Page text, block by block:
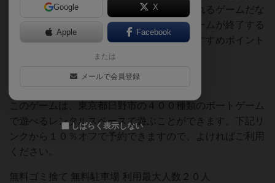
の。牌の絵柄もきれいでずっと遊んでいられるゲームだな
と思いました。誰かが１０点を超えるとゲームが終了する
ので、さくさくライトに遊べるところもおすすめポイント
このゲームは、東京都日野市の４００種類のボートゲーム
で遊べるレンタルスペースで遊ぶことができます。下記リ
ンクから１０％オフで予約できますので、よければご利用
ください。
無料ゴミ捨て 無料駐車場 利用最大人数２０人
Google X
Apple Facebook
または
メールで会員登録
しばらく表示しない